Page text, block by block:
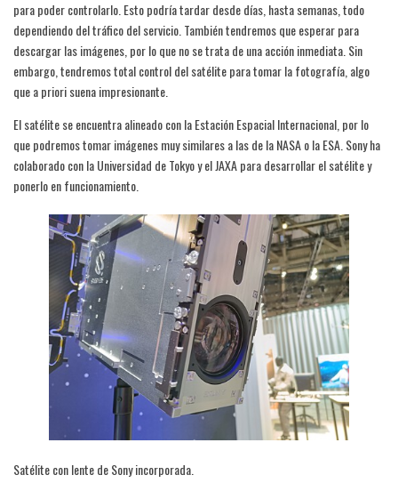
para poder controlarlo. Esto podría tardar desde días, hasta semanas, todo
dependiendo del tráfico del servicio. También tendremos que esperar para
descargar las imágenes, por lo que no se trata de una acción inmediata. Sin
embargo, tendremos total control del satélite para tomar la fotografía, algo
que a priori suena impresionante.
El satélite se encuentra alineado con la Estación Espacial Internacional, por lo
que podremos tomar imágenes muy similares a las de la NASA o la ESA. Sony ha
colaborado con la Universidad de Tokyo y el JAXA para desarrollar el satélite y
ponerlo en funcionamiento.
Satélite con lente de Sony incorporada.